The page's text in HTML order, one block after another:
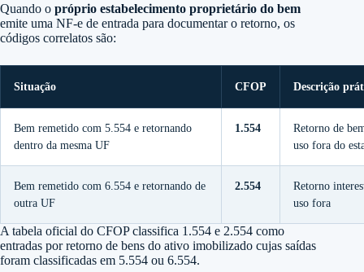
Quando o próprio estabelecimento proprietário do bem
emite uma NF-e de entrada para documentar o retorno, os
códigos correlatos são:
Situação CFOP Descrição
Bem remetido com 5.554 e retornando
dentro da mesma UF
1.554
Retorno de
uso fora do
Bem remetido com 6.554 e retornando de
outra UF
2.554
Retorno
uso fora
A tabela oficial do CFOP classifica 1.554 e 2.554 como
entradas por retorno de bens do ativo imobilizado cujas saídas
foram classificadas em 5.554 ou 6.554.